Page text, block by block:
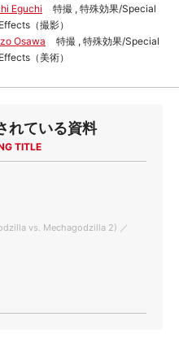
Eguchi
特撮 , 特殊効果/Special
（撮影）
Osawa
特撮 , 特殊効果/Special
（美術）
れている資料
TITLE
vs. Mechagodzilla 2) ／